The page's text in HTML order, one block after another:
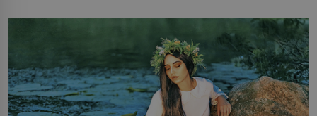
milostpaní. Stačí jenom na sukni,“ zhodnotí švadlena
množství růžového mušelínu. „Ošidili vás, podívejte.“